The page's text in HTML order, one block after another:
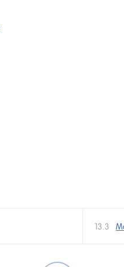
13.3